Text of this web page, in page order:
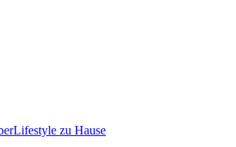
Lifestyle zu Hause